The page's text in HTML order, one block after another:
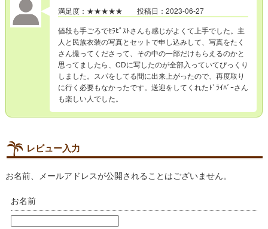
満足度：★★★★★ 投稿日：2023-06-27
値段も手ごろでｾﾗﾋﾟｽﾄさんも感じがよくて上手でした。主
人と民族衣装の写真とセットで申し込みして、写真をたく
さん撮ってくださって、その中の一部だけもらえるのかと
思ってましたら、CDに写したのが全部入っていてぴっくり
しました。スパをしてる間に出来上がったので、再度取り
に行く必要もなかったです。送迎をしてくれたﾄﾞﾗｲﾊﾞｰさん
も楽しい人でした。
レビュー入力
お名前、メールアドレスが公開されることはございません。
お名前